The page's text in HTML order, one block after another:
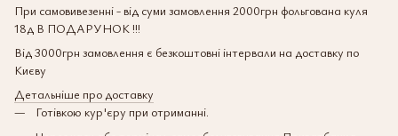
При самовивезенні - від суми замовлення 2000грн фольгована куля
18д В ПОДАРУНОК !!!
Від 3000грн замовлення є безкоштовні інтервали на доставку по
Києву
Детальніше про доставку
Готівкою кур'єру при отриманні.